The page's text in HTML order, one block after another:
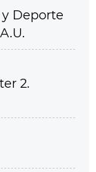
Deporte
2.